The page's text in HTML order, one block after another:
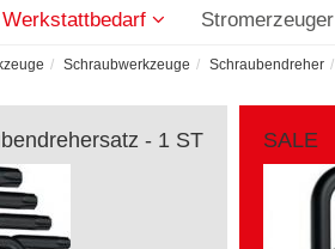
Stromerzeuger
Schraubwerkzeuge Schraubendreher
- 1 ST SALE